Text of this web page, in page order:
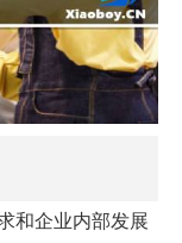
和企业内部发展